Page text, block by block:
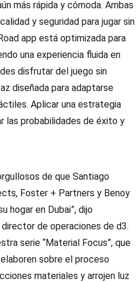
más rápida y cómoda. Ambas
y seguridad para jugar sin
app está optimizada para
una experiencia fluida en
disfrutar del juego sin
diseñada para adaptarse
Aplicar una estrategia
las probabilidades de éxito y
de que Santiago
Foster + Partners y Benoy
hogar en Dubai”, dijo
de operaciones de d3.
serie “Material Focus”, que
sobre el proceso
materiales y arrojen luz